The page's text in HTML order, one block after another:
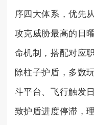
序四大体系，优先
攻克威胁最高的日
命机制，搭配对应
除柱子护盾，多数
斗平台、飞行触发
致护盾进度停滞，